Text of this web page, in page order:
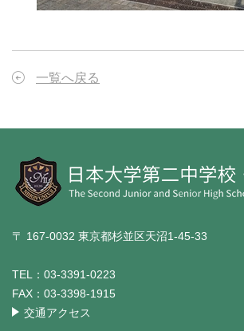
一覧へ戻る
〒 167-0032 東京都杉並区天沼1-45-33
TEL： 03-3391-0223
FAX： 03-3398-1915
交通アクセス